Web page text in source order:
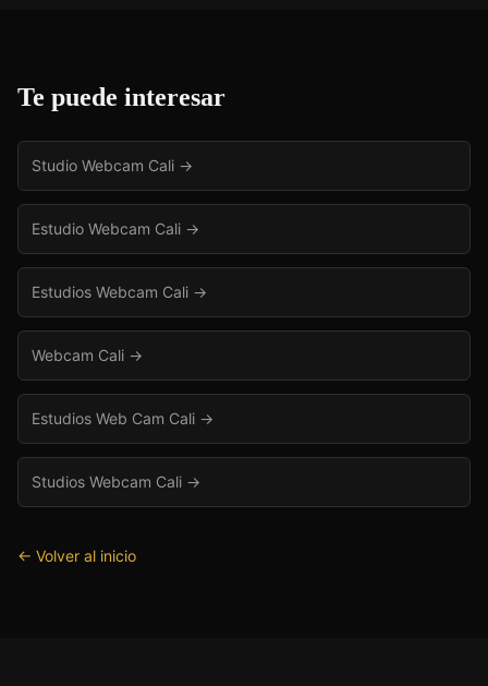
Te puede interesar
Studio Webcam Cali →
Estudio Webcam Cali →
Estudios Webcam Cali →
Webcam Cali →
Estudios Web Cam Cali →
Studios Webcam Cali →
← Volver al inicio